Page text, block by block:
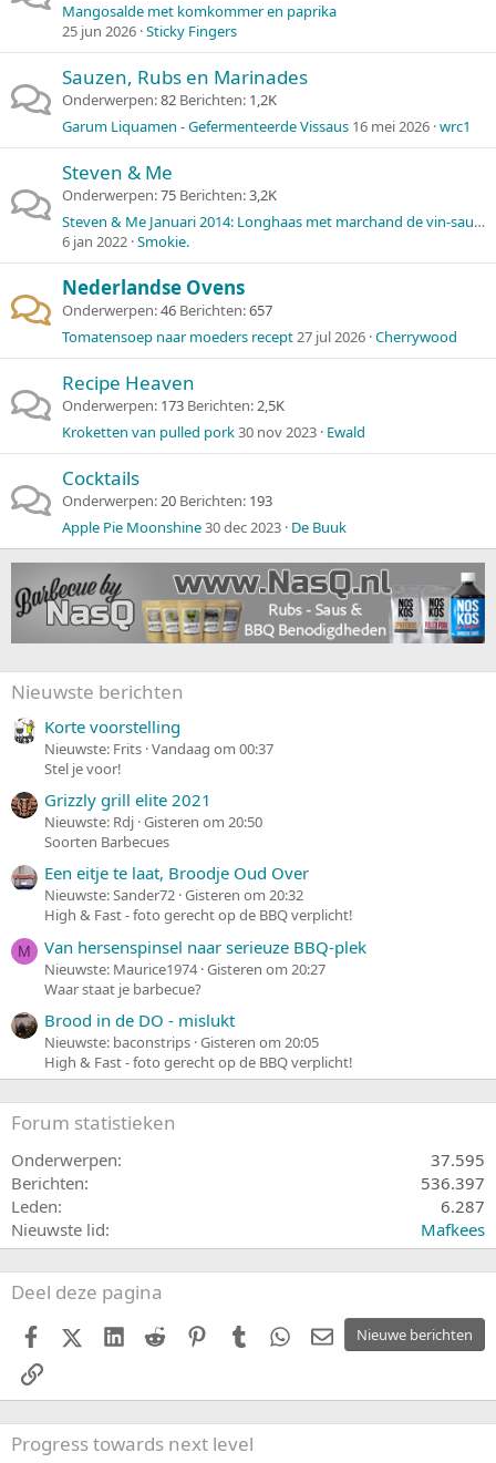
Mangosalde met komkommer en paprika
25 jun 2026 Sticky Fingers
Sauzen, Rubs en Marinades
Onderwerpen 82 Berichten 1,2K
Garum Liquamen - Gefermenteerde Vissaus 16 mei 2026 wrc1
Steven & Me
Onderwerpen 75 Berichten 3,2K
Steven & Me Januari 2014: Longhaas met marchand de vin-saus (wijnhandelaarssaus)
6 jan 2022 Smokie.
Nederlandse Ovens
Onderwerpen 46 Berichten 657
Tomatensoep naar moeders recept27 jul 2026 Cherrywood
Recipe Heaven
Onderwerpen 173 Berichten 2,5K
Kroketten van pulled pork30 nov 2023 Ewald
Cocktails
Onderwerpen 20 Berichten 193
Apple Pie Moonshine30 dec 2023 De Buuk
Nieuwste berichten
Korte voorstelling
Nieuwste: Frits Vandaag om 00:37
Stel je voor!
Grizzly grill elite 2021
Nieuwste: Rdj Gisteren om 20:50
Soorten Barbecues
Een eitje te laat, Broodje Oud Over
Nieuwste: Sander72 Gisteren om 20:32
High & Fast - foto gerecht op de BBQ verplicht!
M Van hersenspinsel naar serieuze BBQ-plek
Nieuwste: Maurice1974 Gisteren om 20:27
Waar staat je barbecue?
Brood in de DO - mislukt
Nieuwste: baconstrips Gisteren om 20:05
High & Fast - foto gerecht op de BBQ verplicht!
Forum statistieken
Onderwerpen
37.595
Berichten
536.397
Leden
6.287
Nieuwste lid
Mafkees
Deel deze pagina
Nieuwe berichten
FacebookX (Twitter)
LinkedIn
Reddit PinterestTumblr WhatsApp
E-mail
koppeling
Progress towards next level